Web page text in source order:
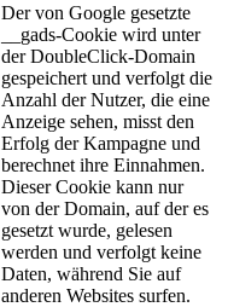
Der von Google gesetzte
__gads-Cookie wird unter
der DoubleClick-Domain
gespeichert und verfolgt die
Anzahl der Nutzer, die eine
Anzeige sehen, misst den
Erfolg der Kampagne und
berechnet ihre Einnahmen.
Dieser Cookie kann nur
von der Domain, auf der es
gesetzt wurde, gelesen
werden und verfolgt keine
Daten, während Sie auf
anderen Websites surfen.